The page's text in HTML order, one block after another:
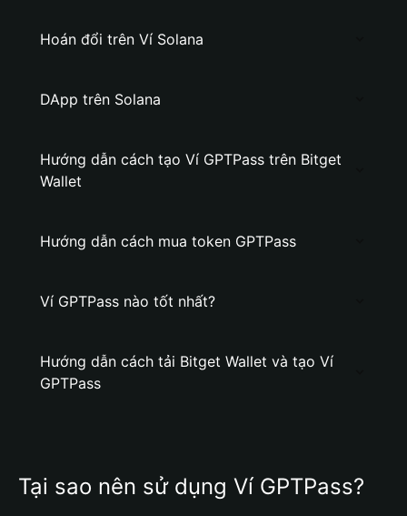
Hoán đổi trên Ví Solana
DApp trên Solana
Hướng dẫn cách tạo Ví GPTPass trên Bitget
Wallet
Hướng dẫn cách mua token GPTPass
Ví GPTPass nào tốt nhất?
Hướng dẫn cách tải Bitget Wallet và tạo Ví
GPTPass
Tại sao nên sử dụng Ví GPTPass?